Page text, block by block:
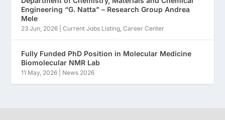
Engineering “G. Natta” – Research Group Andrea
Mele
23 Jun, 2026 |Current Jobs Listing,Career Center
Fully Funded PhD Position in Molecular Medicine
Biomolecular NMR Lab
11 May, 2026 News 2026